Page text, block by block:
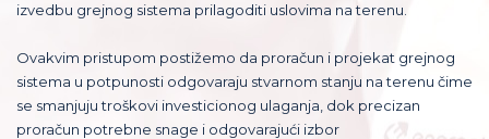
izvedbu grejnog sistema prilagoditi uslovima na terenu.
Ovakvim pristupom postižemo da proračun i projekat grejnog
sistema u potpunosti odgovaraju stvarnom stanju na terenu čime
se smanjuju troškovi investicionog ulaganja, dok precizan
proračun potrebne snage i odgovarajući izbor